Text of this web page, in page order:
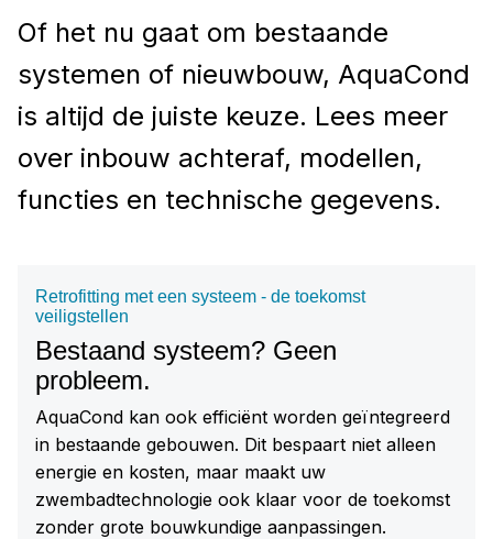
Of het nu gaat om bestaande
systemen of nieuwbouw, AquaCond
is altijd de juiste keuze. Lees meer
over inbouw achteraf, modellen,
functies en technische gegevens.
Bestaand systeem? Geen
probleem.
Retrofitting met een systeem - de toekomst
veiligstellen
AquaCond kan ook efficiënt worden geïntegreerd
in bestaande gebouwen. Dit bespaart niet alleen
energie en kosten, maar maakt uw
zwembadtechnologie ook klaar voor de toekomst
zonder grote bouwkundige aanpassingen.